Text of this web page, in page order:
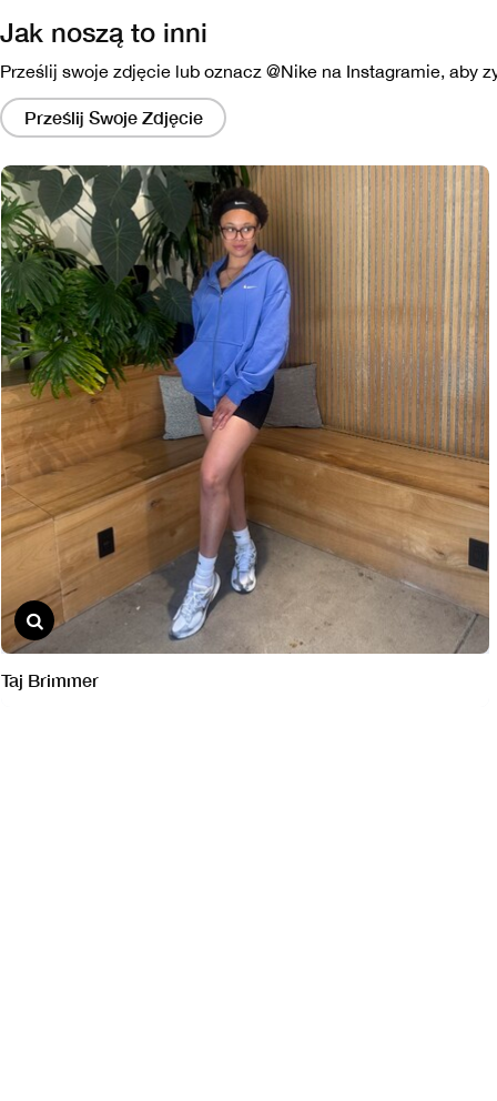
Jak noszą to inni
Prześlij swoje zdjęcie lub oznacz @Nike na Instagramie, aby
Prześlij Swoje Zdjęcie
Kliknięcie
tych
linków
wyświetlenie
modalu
zawierającego
większą
wersję
obrazu.
Taj Brimmer